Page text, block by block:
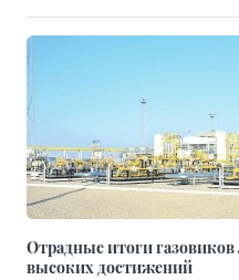
Отрадные итоги газовиков
высоких достижений